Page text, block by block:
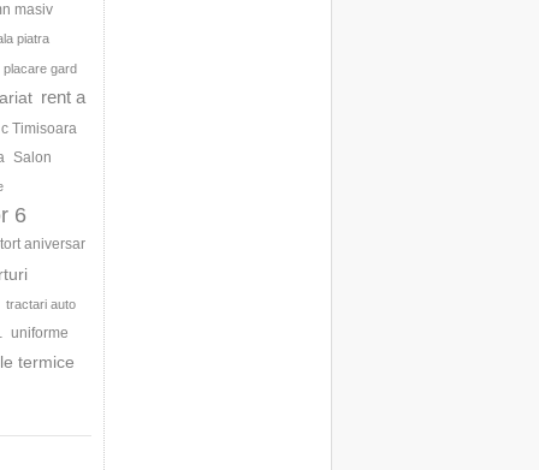
masiv
piatra
placare gard
rent a
Timisoara
Salon
6
tort aniversar
tractari auto
uniforme
termice